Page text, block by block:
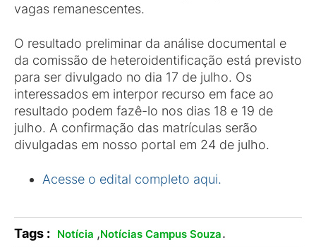
vagas remanescentes.
O resultado preliminar da análise documental e
da comissão de heteroidentificação está previsto
para ser divulgado no dia 17 de julho. Os
interessados em interpor recurso em face ao
resultado podem fazê-lo nos dias 18 e 19 de
julho. A confirmação das matrículas serão
divulgadas em nosso portal em 24 de julho.
Acesse o edital completo aqui.
Tags : Notícia ,Notícias Campus Souza.